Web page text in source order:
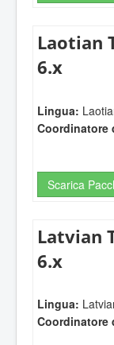
Laotian
6.x
Lingua:
Coordinatore
Scarica
Latvian
6.x
Lingua:
Coordinatore